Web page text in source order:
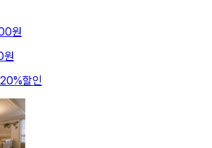
원
20%할인